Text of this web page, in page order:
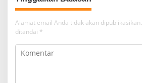
Alamat email Anda tidak akan dipublikasikan.
ditandai *